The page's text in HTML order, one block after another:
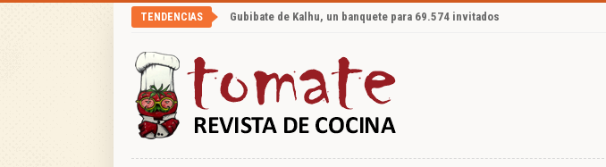
TENDENCIAS Gubibate de Kalhu, un banquete para 69.574 invitados